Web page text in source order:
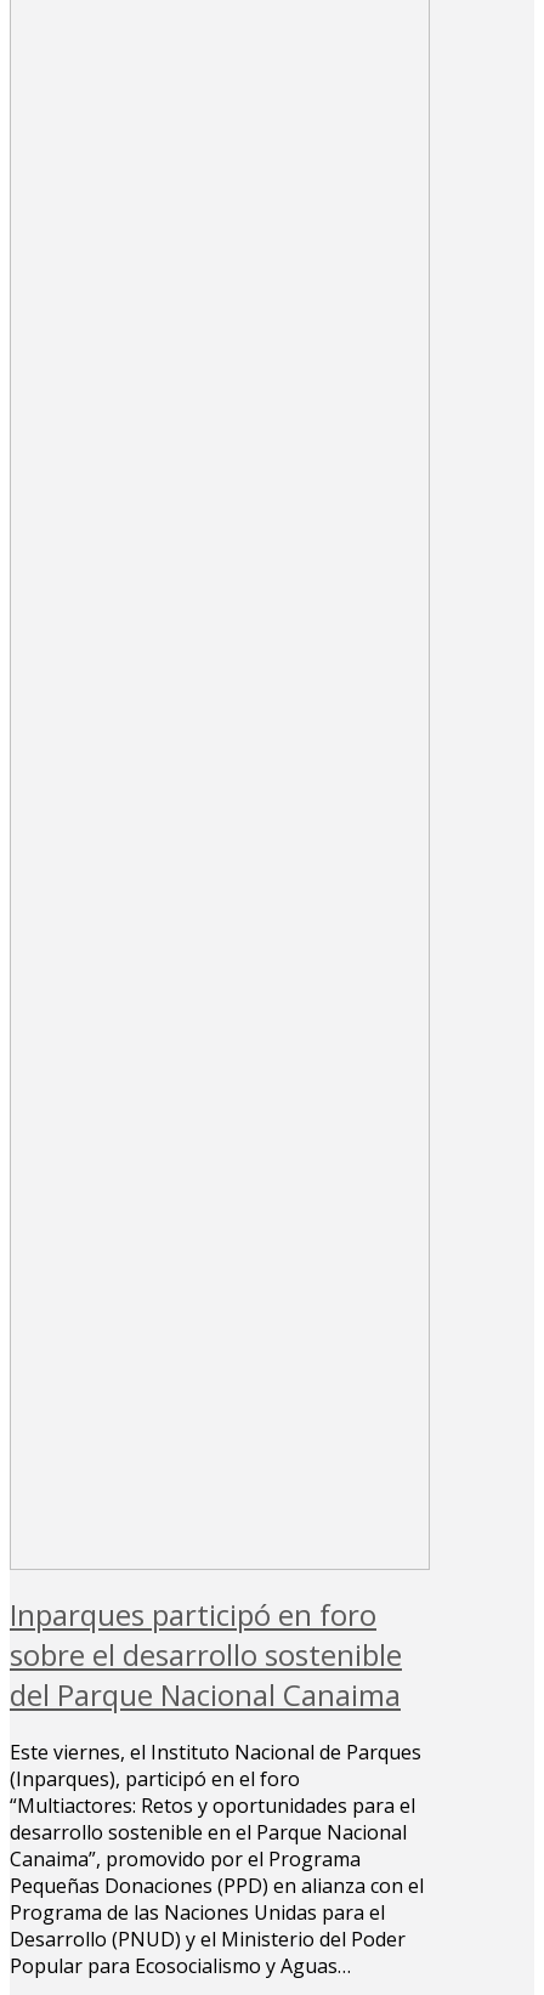
Inparques participó en foro
sobre el desarrollo sostenible
del Parque Nacional Canaima
Este viernes, el Instituto Nacional de Parques
(Inparques), participó en el foro
“Multiactores: Retos y oportunidades para el
desarrollo sostenible en el Parque Nacional
Canaima”, promovido por el Programa
Pequeñas Donaciones (PPD) en alianza con el
Programa de las Naciones Unidas para el
Desarrollo (PNUD) y el Ministerio del Poder
Popular para Ecosocialismo y Aguas…